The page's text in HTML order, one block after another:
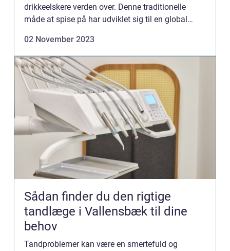
drikkeelskere verden over. Denne traditionelle
måde at spise på har udviklet sig til en global
02 November 2023
Sådan finder du den rigtige
tandlæge i Vallensbæk til dine
behov
Tandproblemer kan være en smertefuld og